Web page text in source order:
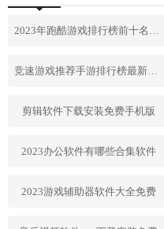
剪辑软件下载安装免费手机版
2023办公软件有哪些合集软件
2023游戏辅助器软件大全免费